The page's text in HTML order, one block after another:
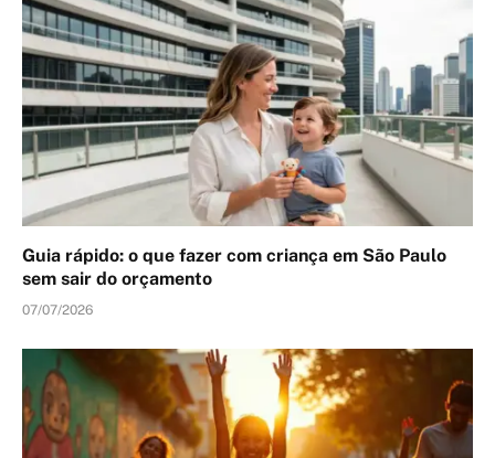
Guia rápido: o que fazer com criança em São Paulo
sem sair do orçamento
07/07/2026